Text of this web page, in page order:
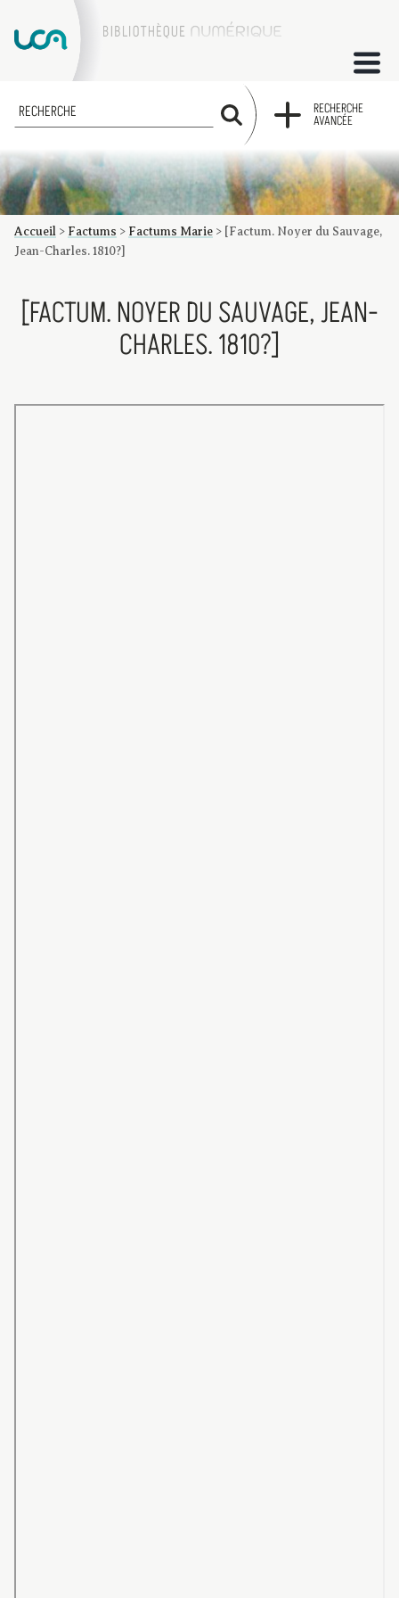
ACCUEIL
COLLECTIONS
FACTUMS
Les factums à la BU
Présentation du corpus de factums de la collection Marie
Bibliographie
Glossaire
Index de recherche
RECHERCHE
RECHERCHE
AVANCÉE
Accueil > Factums > Factums Marie > [Factum. Noyer du Sauvage,
Jean-Charles. 1810?]
[FACTUM. NOYER DU SAUVAGE, JEAN-
CHARLES. 1810?]